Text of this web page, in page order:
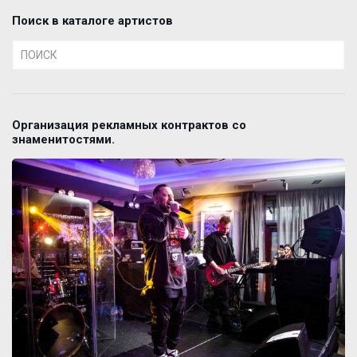
Поиск в каталоге артистов
Организация рекламных контрактов со
знаменитостями.